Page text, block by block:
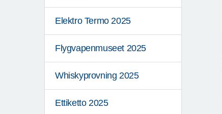
Elektro Termo 2025
Flygvapenmuseet 2025
Whiskyprovning 2025
Ettiketto 2025